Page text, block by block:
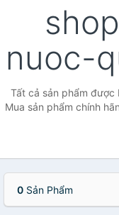
nuoc-
Tất cả sản phẩm
Mua sản phẩm chính
0 Sản Phẩm